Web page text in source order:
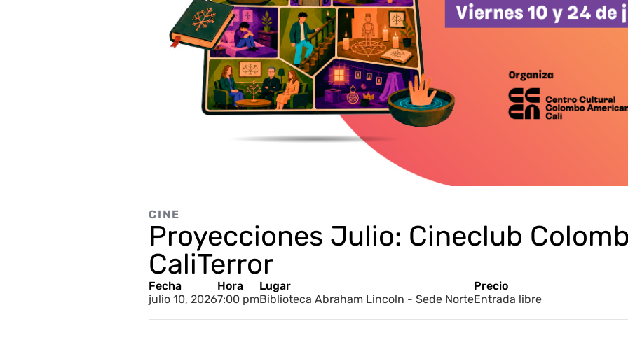
CINE
Proyecciones Julio: Cineclub
CaliTerror
Fecha
julio 10, 2026
Hora
7:00 pm
Lugar
Biblioteca Abraham Lincoln - Sede Norte
Precio
Entrada libre